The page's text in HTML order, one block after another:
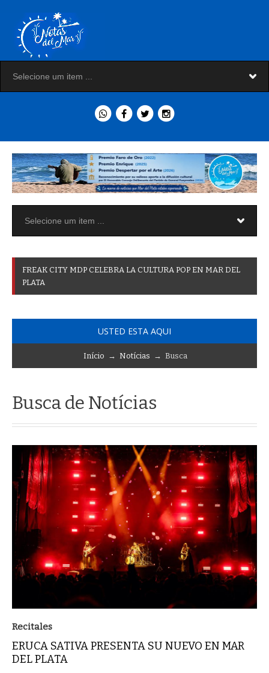
FREAK CITY MDP CELEBRA LA CULTURA POP EN MAR DEL
PLATA
USTED ESTA AQUI
Início → Notícias → Busca
Busca de Notícias
Recitales
ERUCA SATIVA PRESENTA SU NUEVO EN MAR
DEL PLATA